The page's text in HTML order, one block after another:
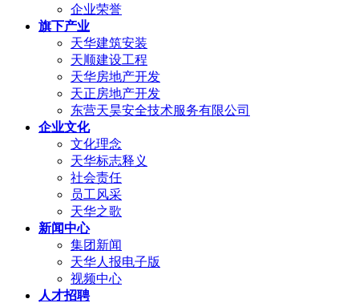
企业荣誉
旗下产业
天华建筑安装
天顺建设工程
天华房地产开发
天正房地产开发
东营天昊安全技术服务有限公司
企业文化
文化理念
天华标志释义
社会责任
员工风采
天华之歌
新闻中心
集团新闻
天华人报电子版
视频中心
人才招聘